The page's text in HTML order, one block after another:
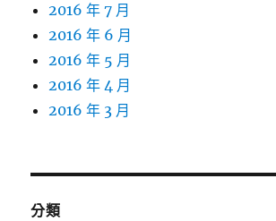
2016 年 7 月
2016 年 6 月
2016 年 5 月
2016 年 4 月
2016 年 3 月
分類